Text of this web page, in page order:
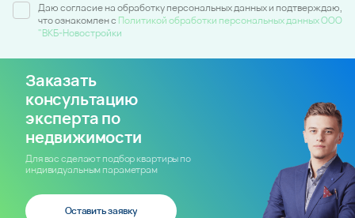
Даю согласие на обработку персональных данных и подтверждаю,
что ознакомлен c Политикой обработки персональных данных ООО
"ВКБ-Новостройки
Заказать
консультацию
эксперта по
недвижимости
Для вас сделают подбор квартиры по
индивидуальным параметрам
Оставить заявку